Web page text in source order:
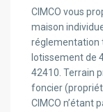
CIMCO vous
maison
réglementation
lotissement de
42410. Terrain
foncier
CIMCO n’étant